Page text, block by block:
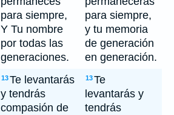
para siempre,
Y Tu nombre
por todas las
generaciones.
para siempre,
y tu memoria
de generación
en generación.
13Te levantarás
y tendrás
compasión de
13Te
levantarás y
tendrás